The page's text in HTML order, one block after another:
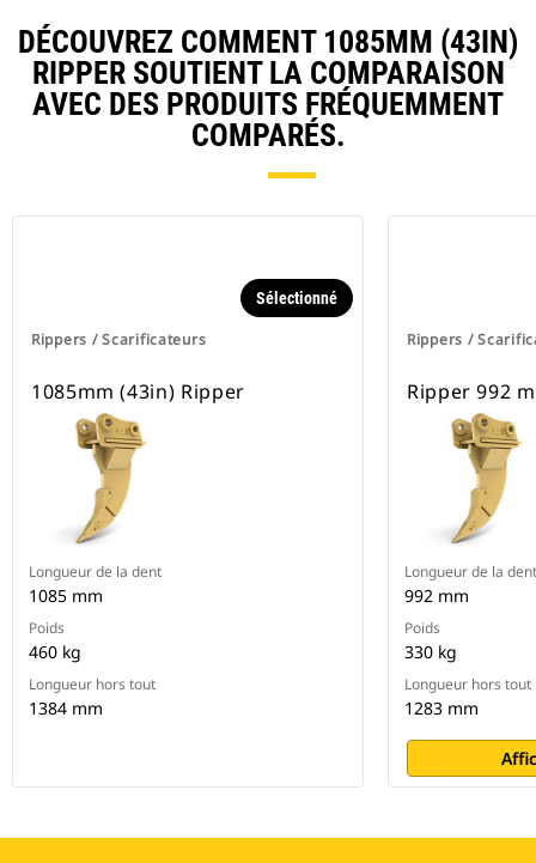
DÉCOUVREZ COMMENT 1085MM (43IN)
RIPPER SOUTIENT LA COMPARAISON
AVEC DES PRODUITS FRÉQUEMMENT
COMPARÉS.
Rippers / Scarificateurs
Sélectionné
1085mm (43in) Ripper
Longueur de la dent
1085 mm
Poids
460 kg
Longueur hors tout
1384 mm
Rippers /
Ripper 992
Longueur de la dent
992 mm
Poids
330 kg
Longueur hors tout
1283 mm